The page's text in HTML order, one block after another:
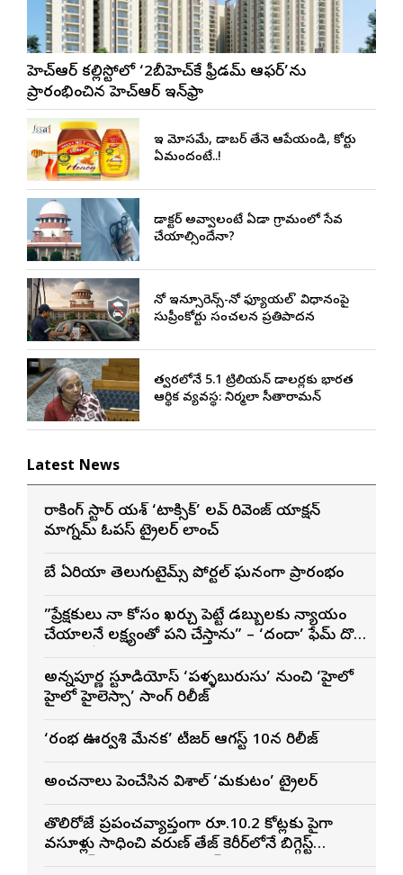
జీహెచ్ఆర్ కల్లిస్టోలో ‘2బీహెచ్‌కే ఫ్రీడమ్ ఆఫర్’ను
ప్రారంభించిన జీహెచ్ఆర్ ఇన్‌ఫ్రా
ఇది మోసమే, డాబర్‌ తేనె ఆపేయండి, కోర్టు
ఏమందంటే..!
డాక్టర్ అవ్వాలంటే ఏడాది గ్రామంలో సేవ
చేయాల్సిందేనా?
నో ఇన్సూరెన్స్-నో ఫ్యూయల్’ విధానంపై
సుప్రీంకోర్టు సంచలన ప్రతిపాదన
త్వరలోనే 5.1 ట్రిలియన్ డాలర్లకు భారత
ఆర్థిక వ్యవస్థ: నిర్మలా సీతారామన్
Latest News
రాకింగ్ స్టార్ యశ్ ‘టాక్సిక్’ లవ్ రివెంజ్ యాక్షన్
మాగ్నమ్ ఓపస్‌ ట్రైలర్ లాంచ్
బే ఏరియా తెలుగుటైమ్స్ పోర్టల్ ఘనంగా ప్రారంభం
”ప్రేక్షకులు నా కోసం ఖర్చు పెట్టే డబ్బులకు న్యాయం
చేయాలనే లక్ష్యంతో పని చేస్తాను” – ‘దందా’ ఫేమ్ దొర
అన్నపూర్ణ స్టూడియోస్ ‘పళ్ళబురుసు’ నుంచి ‘హైలో
హైలో హైలెస్సా’ సాంగ్ రిలీజ్
‘రంభ ఊర్వశి మేనక’ టీజర్ ఆగస్ట్ 10న రిలీజ్
అంచనాలు పెంచేసిన విశాల్ ‘మకుటం’ ట్రైలర్
తొలిరోజే ప్రపంచవ్యాప్తంగా రూ.10.2 కోట్లకు పైగా
వసూళ్లు సాధించి వరుణ్ తేజ్ కెరీర్‌లోనే బిగ్గెస్ట్